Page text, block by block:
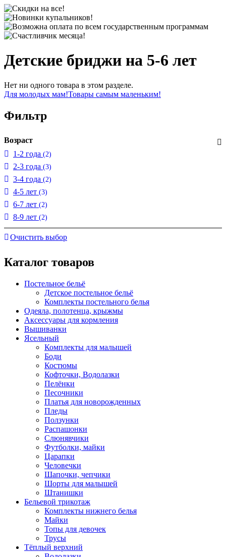
Детские бриджи на 5-6 лет
Нет ни одного товара в этом разделе.
Для молодых мам!Товары самым маленьким!
Фильтр
Возраст
1-2 года (2)
2-3 года (3)
3-4 года (2)
4-5 лет (3)
6-7 лет (2)
8-9 лет (2)
Очистить выбор
Каталог товаров
Постельное бельё
Детское постельное бельё
Комплекты постельного белья
Одеяла, полотенца, крыжмы
Аксессуары для кормления
Вышиванки
Ясельный
Комплекты для малышей
Боди
Костюмы
Кофточки, Водолазки
Пелёнки
Песочники
Платья для новорожденных
Пледы
Ползунки
Распашонки
Слюнявчики
Футболки, майки
Царапки
Человечки
Шапочки, чепчики
Шорты для малышей
Штанишки
Бельевой трикотаж
Комплекты нижнего белья
Майки
Топы для девочек
Трусы
Тёплый верхний